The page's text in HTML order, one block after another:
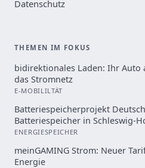
Datenschutz
THEMEN IM FOKUS
bidirektionales Laden: Ihr Auto
das Stromnetz
E-MOBILILTÄT
Batteriespeicherprojekt
Batteriespeicher in Schleswig-
ENERGIESPEICHER
meinGAMING Strom: Neuer
Energie